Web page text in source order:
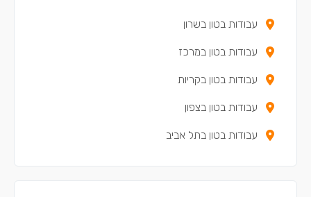
עבודות בטון בשרון
עבודות בטון במרכז
עבודות בטון בקריות
עבודות בטון בצפון
עבודות בטון בתל אביב